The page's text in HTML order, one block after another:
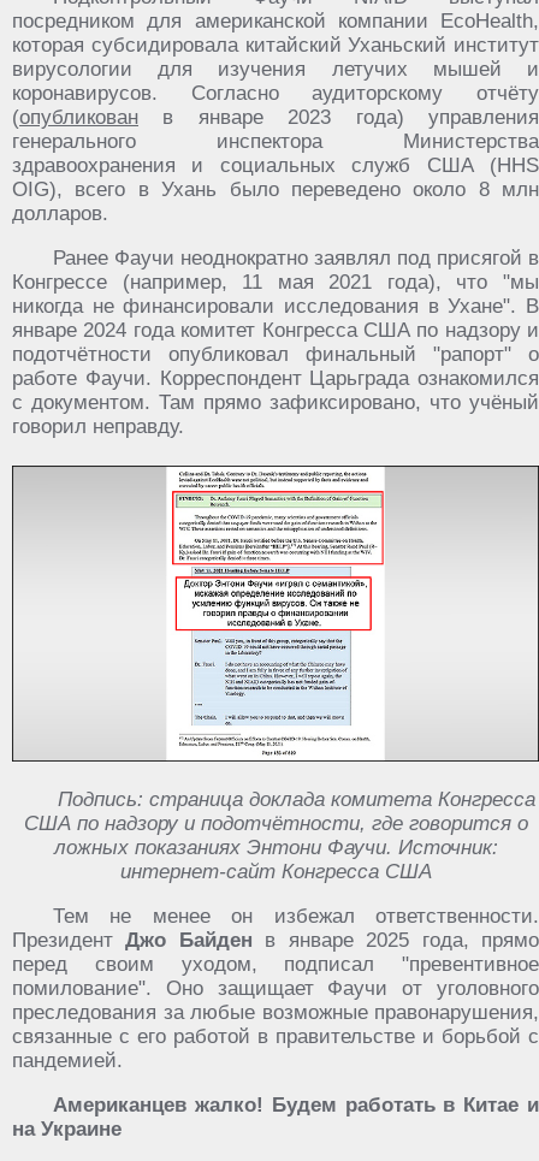
посредником для американской компании EcoHealth,
которая субсидировала китайский Уханьский институт
вирусологии для изучения летучих мышей и
коронавирусов. Согласно аудиторскому отчёту
(опубликован в январе 2023 года) управления
генерального инспектора Министерства
здравоохранения и социальных служб США (HHS
OIG), всего в Ухань было переведено около 8 млн
долларов.
Ранее Фаучи неоднократно заявлял под присягой в
Конгрессе (например, 11 мая 2021 года), что "мы
никогда не финансировали исследования в Ухане". В
январе 2024 года комитет Конгресса США по надзору и
подотчётности опубликовал финальный "рапорт" о
работе Фаучи. Корреспондент Царьграда ознакомился
с документом. Там прямо зафиксировано, что учёный
говорил неправду.
Подпись: страница доклада комитета Конгресса
США по надзору и подотчётности, где говорится о
ложных показаниях Энтони Фаучи. Источник:
интернет-сайт Конгресса США
Тем не менее он избежал ответственности.
ПрезидентДжо Байден в январе 2025 года, прямо
перед своим уходом, подписал "превентивное
помилование". Оно защищает Фаучи от уголовного
преследования за любые возможные правонарушения,
связанные с его работой в правительстве и борьбой с
пандемией.
Американцев жалко! Будем работать в Китае и
на Украине